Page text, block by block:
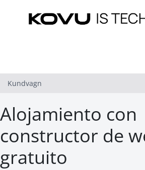
Kundvagn
Alojamiento con
constructor de
gratuito